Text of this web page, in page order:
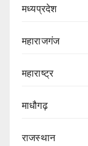
मध्यप्रदेश
महाराजगंज
महाराष्ट्र
माधौगढ़
राजस्थान